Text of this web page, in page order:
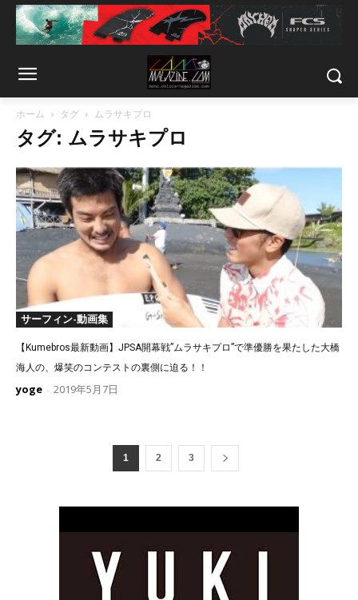
ホーム タグ ムラサキプロ
タグ: ムラサキプロ
サーフィン-動画集
【Kumebros最新動画】JPSA開幕戦”ムラサキプロ”で準優勝を果たした大橋
海人の、爆笑のコンテストの裏側に迫る！！
yoge - 2019年5月7日
1 2 3